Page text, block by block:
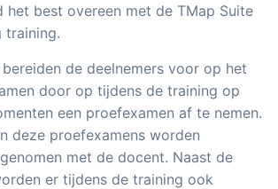
het best overeen met de TMap Suite
training.
de deelnemers voor op het
door op tijdens de training op
een proefexamen af te nemen.
deze proefexamens worden
met de docent. Naast de
er tijdens de training ook